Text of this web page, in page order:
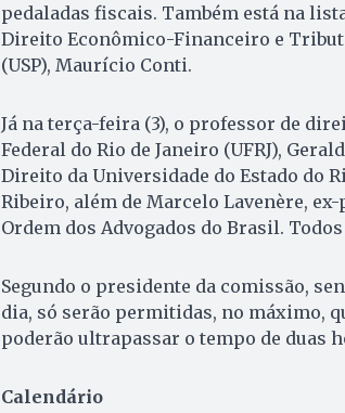
pedaladas fiscais. Também está na
Direito Econômico-Financeiro e
(USP), Maurício Conti.
Já na terça-feira (3), o professor de
Federal do Rio de Janeiro (UFRJ),
Direito da Universidade do Estado do
Ribeiro, além de Marcelo Lavenère,
Ordem dos Advogados do Brasil.
Segundo o presidente da comissão,
dia, só serão permitidas, no máximo,
poderão ultrapassar o tempo de duas
Calendário